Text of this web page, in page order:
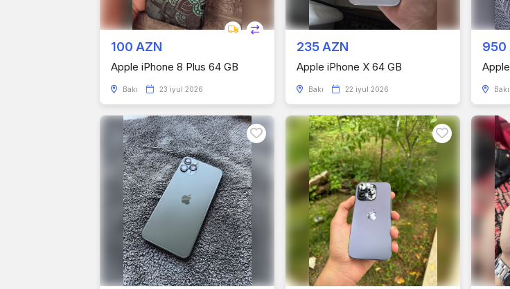
100 AZN
Apple iPhone 8 Plus 64 GB
Bakı 23 iyul 2026
235 AZN
Apple iPhone X 64 GB
Bakı 22 iyul 2026
950
Bakı